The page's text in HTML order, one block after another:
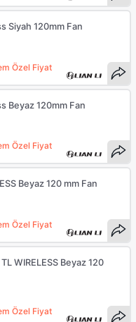
Özel Fiyat
Siyah 120mm Fan
Özel Fiyat
Beyaz 120mm Fan
Özel Fiyat
Beyaz 120 mm Fan
Özel Fiyat
WIRELESS Beyaz 120